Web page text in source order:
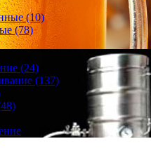
(10)
(78)
(24)
(137)